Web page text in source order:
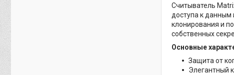
Считыватель
доступа к
клонирования и
собственных
Основные
Защита от
Элегантный